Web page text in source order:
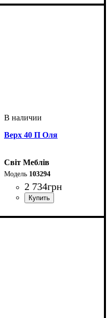
Верх 40 П Оля
Світ Меблів
103294
2 734грн